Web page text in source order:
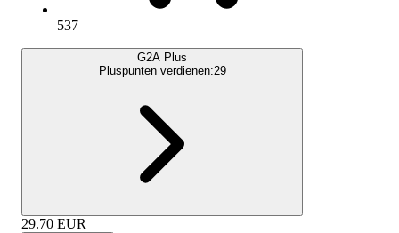
537
G2A Plus
Pluspunten verdienen:29
29.70 EUR